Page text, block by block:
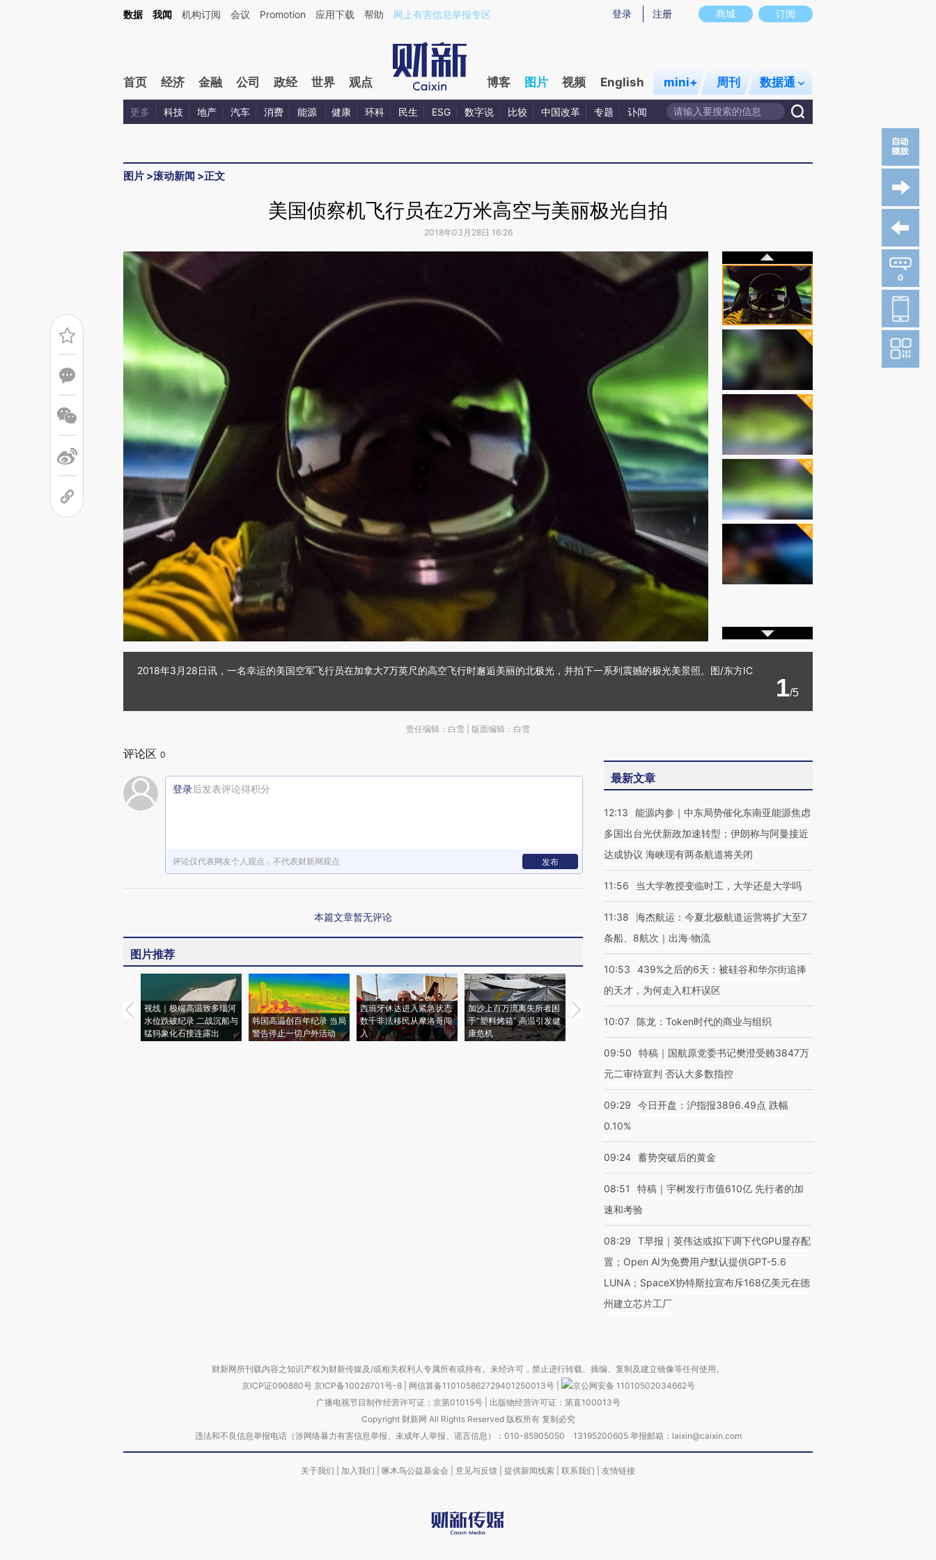
商城 订阅
登录 注册
数据 我闻 机构订阅 会议 Promotion 应用下载 帮助 网上有害信息举报专区
首页 经济 金融 公司 政经 世界 观点 博客 图片 视频 English mini+ 周刊 数据通
更多 科技 地产 汽车 消费 能源 健康 环科 民生 ESG 数字说 比较 中国改革 专题 讣闻
图片 >滚动新闻 >正文
美国侦察机飞行员在2万米高空与美丽极光自拍
2018年03月28日 16:26
0
2018年3月28日讯，一名幸运的美国空军飞行员在加拿大7万英尺的高空飞行时邂逅美丽的北极光，并拍下一系列震撼的极光美景照。图/东方IC
1/5
责任编辑：白雪 | 版面编辑：白雪
评论区 0
登录后发表评论得积分
评论仅代表网友个人观点，不代表财新网观点 发布
本篇文章暂无评论
图片推荐
视线｜极端高温致多瑙河
水位跌破纪录 二战沉船与
猛犸象化石接连露出
韩国高温创百年纪录 当局
警告停止一切户外活动
西班牙休达进入紧急状态
数千非法移民从摩洛哥闯
入
加沙上百万流离失所者困
于“塑料烤箱” 高温引发健
康危机
视线｜HYROX的吸金
术：是什么让中产们甘
马航飞行员跨国走私7万
粒摇头丸 尿检体内含3种
视线｜被称为“蟑螂”的印
最新文章
12:13
能源内参｜中东局势催化东南亚能源焦虑
多国出台光伏新政加速转型；伊朗称与阿曼接近
达成协议 海峡现有两条航道将关闭
11:56 当大学教授变临时工，大学还是大学吗
11:38
海杰航运：今夏北极航道运营将扩大至7
条船、8航次｜出海·物流
10:53
439%之后的6天：被硅谷和华尔街追捧
的天才，为何走入杠杆误区
10:07 陈龙：Token时代的商业与组织
09:50
特稿｜国航原党委书记樊澄受贿3847万
元二审待宣判 否认大多数指控
09:29
今日开盘：沪指报3896.49点 跌幅
0.10%
09:24 蓄势突破后的黄金
08:51
特稿｜宇树发行市值610亿 先行者的加
速和考验
08:29
T早报｜英伟达或拟下调下代GPU显存配
置；Open AI为免费用户默认提供GPT-5.6
LUNA；SpaceX协特斯拉宣布斥168亿美元在德
州建立芯片工厂
财新网所刊载内容之知识产权为财新传媒及/或相关权利人专属所有或持有。未经许可，禁止进行转载、摘编、复制及建立镜像等任何使用。
京ICP证090880号 京ICP备10026701号-8 网信算备110105862729401250013号
京公网安备 11010502034662号
广播电视节目制作经营许可证：京第01015号| 出版物经营许可证：第直100013号
Copyright 财新网 All Rights Reserved 版权所有 复制必究
违法和不良信息举报电话（涉网络暴力有害信息举报、未成年人举报、谣言信息）：010-85905050 13195200605 举报邮箱：laixin@caixin.com
关于我们 加入我们 啄木鸟公益基金会 意见与反馈 提供新闻线索 联系我们 友情链接